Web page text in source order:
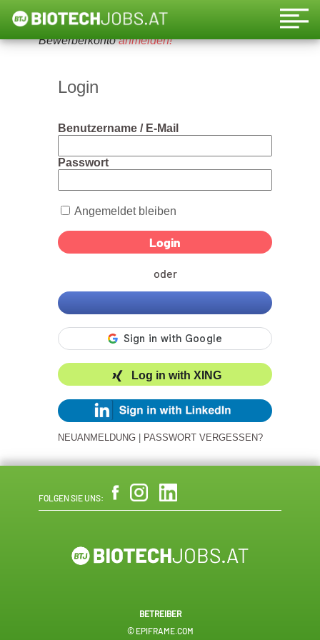
Um diese Funktion nutzen zu können, bitte ein
Bewerberkontoanmelden!
Login
Benutzername / E-Mail
Passwort
Angemeldet bleiben
oder
Log in with XING
NEUANMELDUNG PASSWORT VERGESSEN?
FOLGEN SIE UNS:
BETREIBER
© EPIFRAME.COM